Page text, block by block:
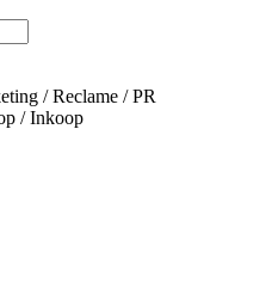
/ Reclame / PR
/ Inkoop